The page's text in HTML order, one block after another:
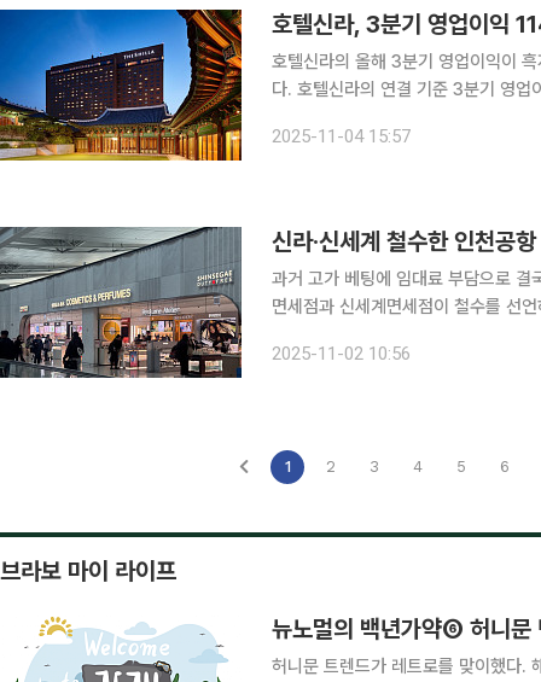
호텔신라, 3분기 영업이익
호텔신라의 올해 3분기 영업이익이
다. 호텔신라의 연결 기준 3분기 영업이익이 114억 원을 기록하며 2분기에 이어 2분기 연속 흑자
2025-11-04 15:57
신라·신세계 철수한 인천공
과거 고가 베팅에 임대료 부담으로 결
면세점과 신세계면세점이 철수를 선
공사는 조만간 입찰 공고를 내 새로운
2025-11-02 10:56
1 2 3 4 5 6
브라보 마이 라이프
뉴노멀의 백년가약⑥ 허니문
허니문 트렌드가 레트로를 맞이했다.